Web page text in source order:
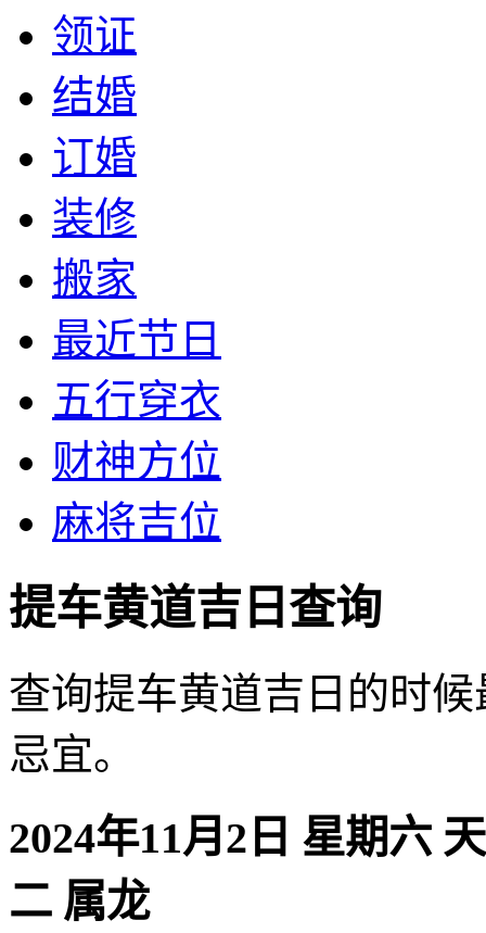
领证
结婚
订婚
装修
搬家
最近节日
五行穿衣
财神方位
麻将吉位
提车黄道吉日查询
查询提车黄道吉日的时
忌宜。
2024年11月2日 星期六
二 属龙